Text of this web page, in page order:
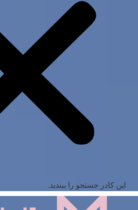
این کادر جستجو را ببندید.